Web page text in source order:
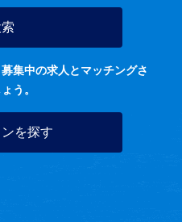
集中の求人とマッチングさ
う。​